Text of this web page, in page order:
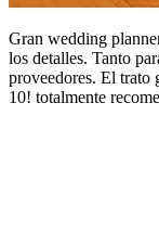
Gran wedding
los detalles. Tanto
proveedores. El trato
10! totalmente